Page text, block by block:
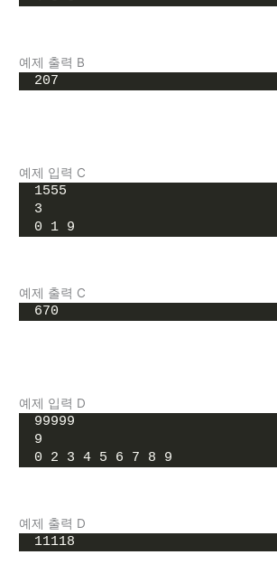
예제 출력 B
207
예제 입력 C
1555
3
0 1 9
예제 출력 C
670
예제 입력 D
99999
9
0 2 3 4 5 6 7 8 9
예제 출력 D
11118